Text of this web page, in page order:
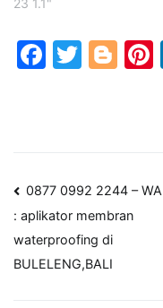
23 1.1"
Post
navigation
0877 0992 2244 –
: aplikator membran
waterproofing di
BULELENG,BALI